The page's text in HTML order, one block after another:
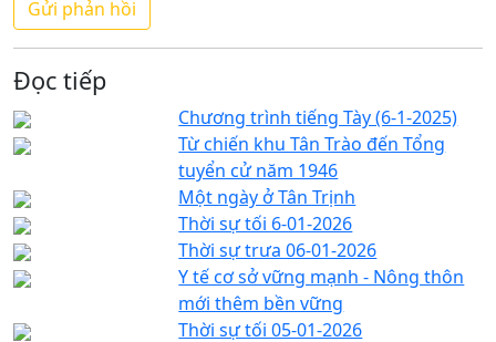
Đọc tiếp
Chương trình tiếng Tày (6-1-2025)
Từ chiến khu Tân Trào đến Tổng
tuyển cử năm 1946
Một ngày ở Tân Trịnh
Thời sự tối 6-01-2026
Thời sự trưa 06-01-2026
Y tế cơ sở vững mạnh - Nông thôn
mới thêm bền vững
Thời sự tối 05-01-2026